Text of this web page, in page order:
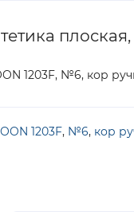
1203F, №6, кор
1203F, №6, кор